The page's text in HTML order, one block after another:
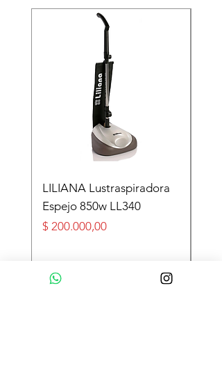
LILIANA Lustraspiradora
Espejo 850w LL340
Precio
$ 200.000,00